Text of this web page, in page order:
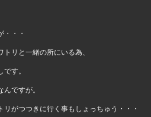
・・・
リと一緒の所にいる為、
す。
ですが。
がつつきに行く事もしょっちゅう・・・